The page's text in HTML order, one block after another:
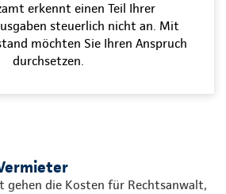
erkennt einen Teil Ihrer
steuerlich nicht an. Mit
möchten Sie Ihren Anspruch
durchsetzen.
gehen die Kosten für Rechtsanwalt,